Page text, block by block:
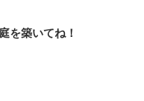
を築いてね！